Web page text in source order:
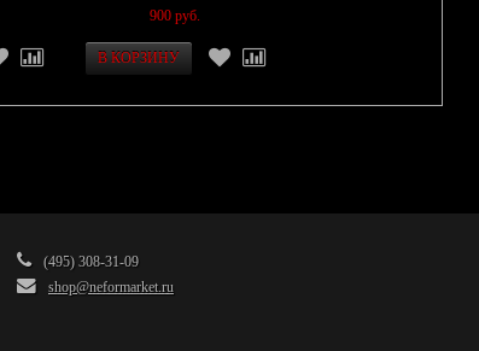
900 руб.
(495) 308-31-09
shop@neformarket.ru